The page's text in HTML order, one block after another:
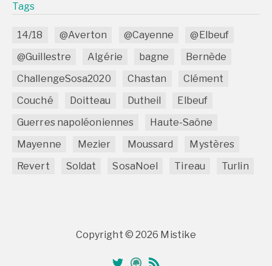
Tags
14/18 @Averton @Cayenne
@Elbeuf
@Guillestre
Algérie bagne
Bernède
ChallengeSosa2020
Chastan
Clément
Couché
Doitteau Dutheil
Elbeuf
Guerres napoléoniennes
Haute-Saône
Mayenne
Mezier Moussard
Mystères
Revert
Soldat SosaNoel Tireau Turlin
Copyright © 2026 Mistike
TwitterGénéanet